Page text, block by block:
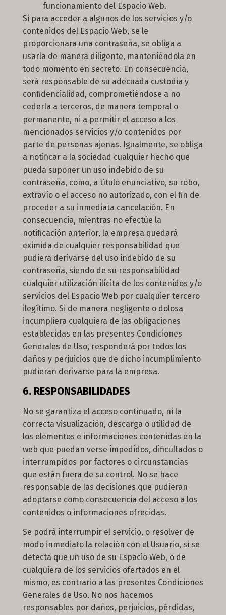
funcionamiento del Espacio Web.
Si para acceder a algunos de los servicios y/o
contenidos del Espacio Web, se le
proporcionara una contraseña, se obliga a
usarla de manera diligente, manteniéndola en
todo momento en secreto. En consecuencia,
será responsable de su adecuada custodia y
confidencialidad, comprometiéndose a no
cederla a terceros, de manera temporal o
permanente, ni a permitir el acceso a los
mencionados servicios y/o contenidos por
parte de personas ajenas. Igualmente, se obliga
a notificar a la sociedad cualquier hecho que
pueda suponer un uso indebido de su
contraseña, como, a título enunciativo, su robo,
extravío o el acceso no autorizado, con el fin de
proceder a su inmediata cancelación. En
consecuencia, mientras no efectúe la
notificación anterior, la empresa quedará
eximida de cualquier responsabilidad que
pudiera derivarse del uso indebido de su
contraseña, siendo de su responsabilidad
cualquier utilización ilícita de los contenidos y/o
servicios del Espacio Web por cualquier tercero
ilegítimo. Si de manera negligente o dolosa
incumpliera cualquiera de las obligaciones
establecidas en las presentes Condiciones
Generales de Uso, responderá por todos los
daños y perjuicios que de dicho incumplimiento
pudieran derivarse para la empresa.
6. RESPONSABILIDADES
No se garantiza el acceso continuado, ni la
correcta visualización, descarga o utilidad de
los elementos e informaciones contenidas en la
web que puedan verse impedidos, dificultados o
interrumpidos por factores o circunstancias
que están fuera de su control. No se hace
responsable de las decisiones que pudieran
adoptarse como consecuencia del acceso a los
contenidos o informaciones ofrecidas.
Se podrá interrumpir el servicio, o resolver de
modo inmediato la relación con el Usuario, si se
detecta que un uso de su Espacio Web, o de
cualquiera de los servicios ofertados en el
mismo, es contrario a las presentes Condiciones
Generales de Uso. No nos hacemos
responsables por daños, perjuicios, pérdidas,